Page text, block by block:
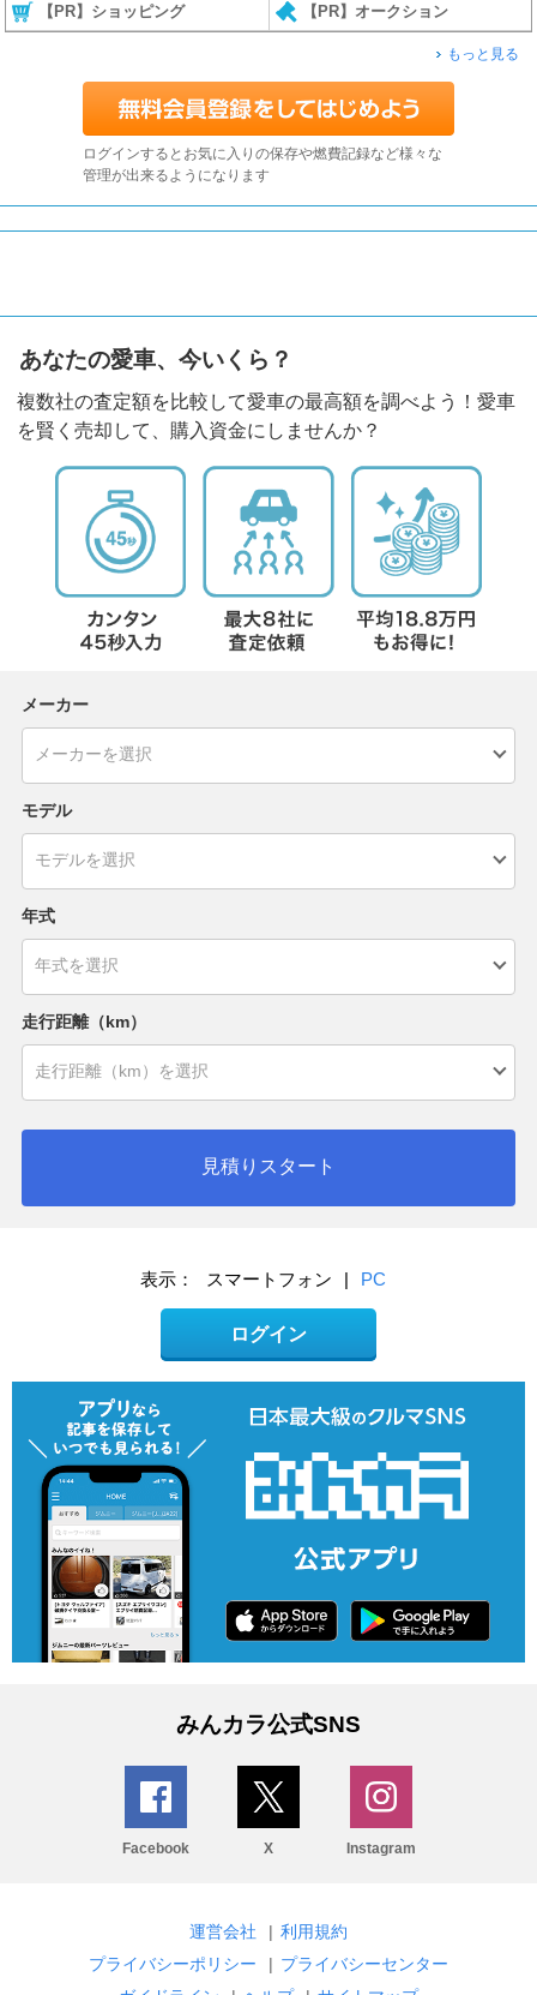
【PR】ショッピング 【PR】オークション
もっと見る
ログインするとお気に入りの保存や燃費記録など様々な
管理が出来るようになります
あなたの愛車、今いくら？
複数社の査定額を比較して愛車の最高額を調べよう！愛車
を賢く売却して、購入資金にしませんか？
メーカー
モデル
年式
走行距離（km）
見積りスタート
表示： スマートフォン | PC
ログイン
みんカラ公式SNS
Facebook X Instagram
運営会社 | 利用規約
プライバシーポリシー
| プライバシーセンター